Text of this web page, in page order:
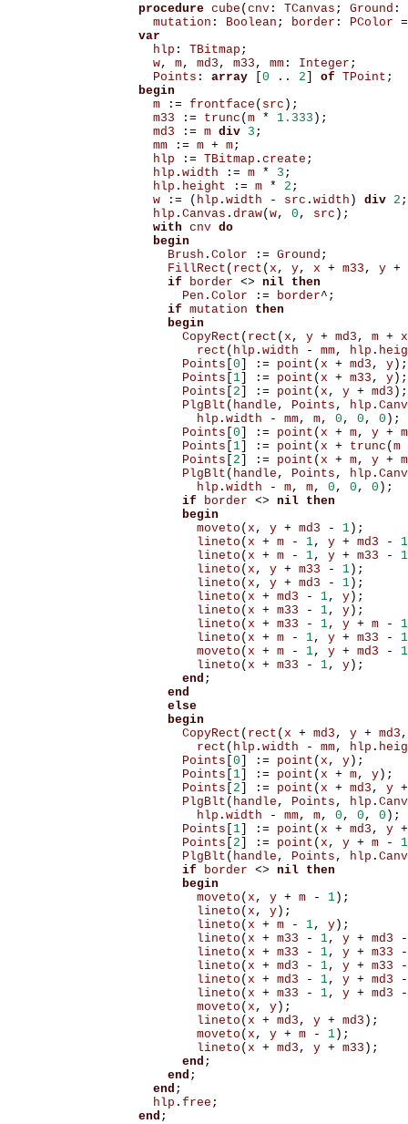
procedure cube ( cnv: TCanvas ; Ground :
mutation : Boolean ; border : PColor =
var
hlp : TBitmap ;
w, m, md3 , m33 , mm: Integer ;
Points : array 0 .. 2 of TPoint ;
begin
m
:= frontface ( src );
m33
:= trunc ( m * 1.333 );
md3
:= m div 3 ;
mm
:= m + m;
hlp
:= TBitmap . create ;
hlp . width := m * 3 ;
hlp . height := m * 2 ;
w
:= ( hlp . width - src . width ) div 2 ;
hlp . Canvas . draw( w, 0 , src );
with cnv do
begin
Brush . Color := Ground ;
FillRect ( rect ( x , y, x + m33 , y +
if
border <> nil
then
Pen . Color := border^;
if mutation
then
begin
CopyRect ( rect ( x , y + md3 , m + x
rect ( hlp . width - mm, hlp .
Points 0 := point ( x + md3 , y);
Points
1] := point ( x + m33 , y);
Points
2 := point ( x , y + md3 );
PlgBlt ( handle , Points , hlp .
hlp . width - mm, m, 0 , 0 , 0 );
Points 0 := point ( x + m, y +
Points
1] := point ( x + trunc ( m
Points
2 := point ( x + m, y +
PlgBlt ( handle , Points , hlp .
hlp . width - m, m, 0 , 0 , 0 );
if
border <> nil
then
begin
moveto ( x , y + md3 - 1);
lineto ( x + m - 1, y + md3 - 1
lineto ( x + m - 1, y + m33 - 1
lineto ( x , y + m33 - 1);
lineto ( x , y + md3 - 1);
lineto ( x + md3 - 1, y);
lineto ( x + m33 - 1, y);
lineto ( x + m33 - 1, y + m - 1
lineto ( x + m - 1, y + m33 - 1
moveto ( x + m - 1, y + md3 - 1
lineto ( x + m33 - 1, y);
end ;
end
else
begin
CopyRect ( rect ( x + md3 , y + md3 ,
rect ( hlp . width - mm, hlp .
Points 0 := point ( x , y);
Points
1] := point ( x + m, y);
Points
2 := point ( x + md3 , y +
PlgBlt ( handle , Points , hlp .
hlp . width - mm, m, 0 , 0 , 0 );
Points
1] := point ( x + md3 , y +
Points
2 := point ( x , y + m - 1
PlgBlt ( handle , Points , hlp .
if
border <> nil
then
begin
moveto ( x , y + m - 1);
lineto ( x , y);
lineto ( x + m - 1, y);
lineto ( x + m33 - 1, y + md3
-
lineto ( x + m33 - 1, y + m33
-
lineto ( x + md3 - 1, y + m33
-
lineto ( x + md3 - 1, y + md3
-
lineto ( x + m33 - 1, y + md3
-
moveto ( x , y);
lineto ( x + md3 , y + md3 );
moveto ( x , y + m - 1);
lineto ( x + md3 , y + m33 );
end ;
end ;
end ;
hlp . free ;
end ;